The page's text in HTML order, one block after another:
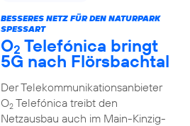
BESSERES NETZ FÜR DEN NATURPARK
SPESSART
O2 Telefónica bringt
5G nach Flörsbachtal
Der Telekommunikationsanbieter
O2Telefónica treibt den
Netzausbau auch im Main-Kinzig-